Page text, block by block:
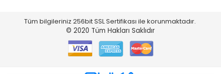
Tüm bilgileriniz 256bit SSL Sertifikası ile korunmaktadır.
© 2020 Tüm Hakları Saklıdır